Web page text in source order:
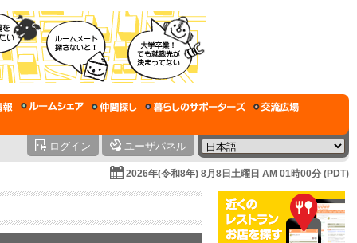
ログイン ユーザパネル
2026年(令和8年) 8月8日土曜日 AM 01時00分 (PDT)